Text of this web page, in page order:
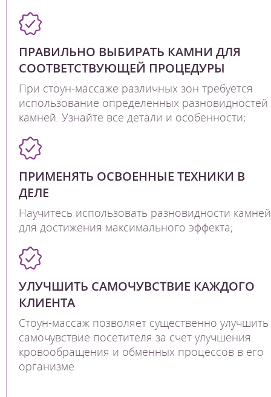
ПРАВИЛЬНО ВЫБИРАТЬ КАМНИ ДЛЯ
СООТВЕТСТВУЮЩЕЙ ПРОЦЕДУРЫ
При стоун-массаже различных зон требуется
использование определенных разновидностей
камней. Узнайте все детали и особенности;
ПРИМЕНЯТЬ ОСВОЕННЫЕ ТЕХНИКИ В
ДЕЛЕ
Научитесь использовать разновидности камней
для достижения максимального эффекта;
УЛУЧШИТЬ САМОЧУВСТВИЕ КАЖДОГО
КЛИЕНТА
Стоун-массаж позволяет существенно улучшить
самочувствие посетителя за счет улучшения
кровообращения и обменных процессов в его
организме.